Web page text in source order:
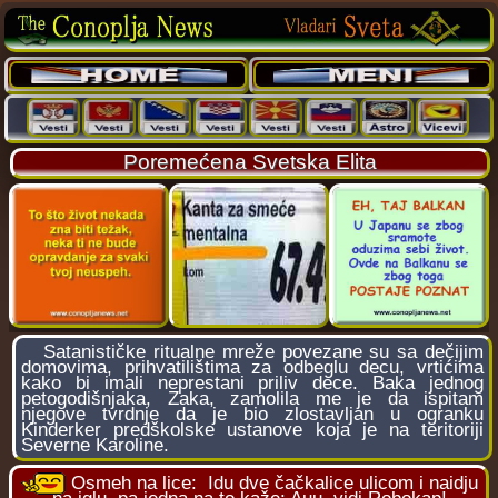
Poremećena Svetska Elita
Satanističke ritualne mreže povezane su sa dečijim
domovima, prihvatilištima za odbeglu decu, vrtićima
kako bi imali neprestani priliv dece. Baka jednog
petogodišnjaka, Zaka, zamolila me je da ispitam
njegove tvrdnje da je bio zlostavljan u ogranku
Kinderker predškolske ustanove koja je na teritoriji
Severne Karoline.
Osmeh na lice: Idu dve čačkalice ulicom i naidju